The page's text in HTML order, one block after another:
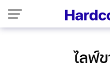
content
ไลฟ์